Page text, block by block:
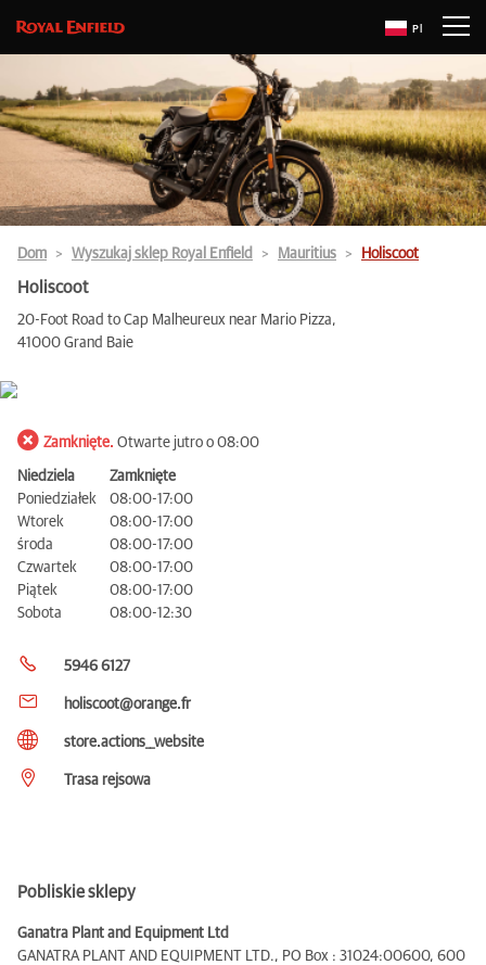
Pl
Dom Wyszukaj sklep Royal Enfield Mauritius Holiscoot
Holiscoot
20-Foot Road to Cap Malheureux near Mario Pizza,
41000 Grand Baie
Zamknięte. Otwarte jutro o 08:00
Niedziela
Zamknięte
Poniedziałek
08:00-17:00
Wtorek
08:00-17:00
środa
08:00-17:00
Czwartek
08:00-17:00
Piątek
08:00-17:00
Sobota
08:00-12:30
5946 6127
holiscoot@orange.fr
store.actions__website
Trasa rejsowa
Pobliskie sklepy
Ganatra Plant and Equipment Ltd
GANATRA PLANT AND EQUIPMENT LTD., PO Box : 31024:00600, 600